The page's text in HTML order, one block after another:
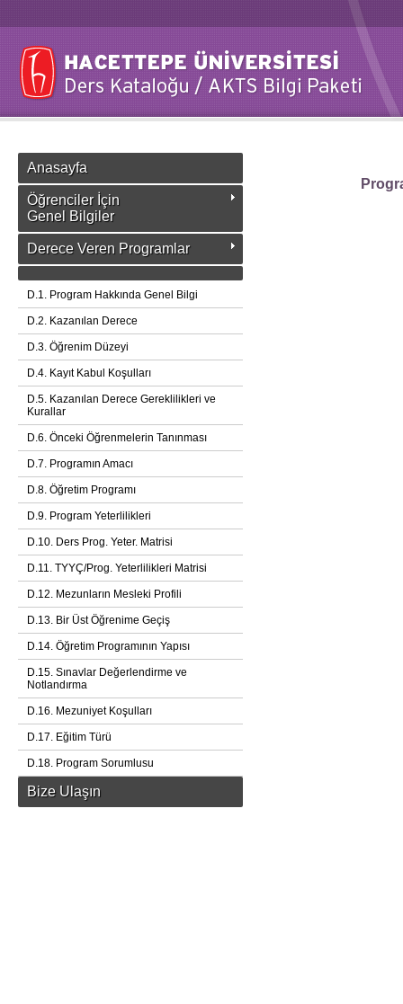
Anasayfa
Öğrenciler İçin
Genel Bilgiler
Derece Veren Programlar
D.1. Program Hakkında Genel Bilgi
D.2. Kazanılan Derece
D.3. Öğrenim Düzeyi
D.4. Kayıt Kabul Koşulları
D.5. Kazanılan Derece Gereklilikleri ve
Kurallar
D.6. Önceki Öğrenmelerin Tanınması
D.7. Programın Amacı
D.8. Öğretim Programı
D.9. Program Yeterlilikleri
D.10. Ders Prog. Yeter. Matrisi
D.11. TYYÇ/Prog. Yeterlilikleri Matrisi
D.12. Mezunların Mesleki Profili
D.13. Bir Üst Öğrenime Geçiş
D.14. Öğretim Programının Yapısı
D.15. Sınavlar Değerlendirme ve
Notlandırma
D.16. Mezuniyet Koşulları
D.17. Eğitim Türü
D.18. Program Sorumlusu
Bize Ulaşın